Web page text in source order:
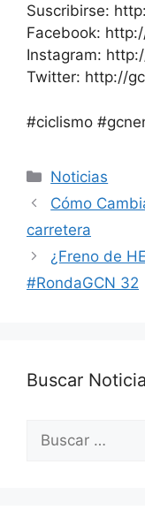
Suscribirse:
Facebook:
Instagram:
Twitter: http://
#ciclismo
Categorías
Noticias
Cómo
carretera
¿Freno de
#RondaGCN 32
Buscar